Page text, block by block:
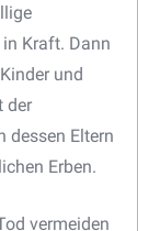
Kraft. Dann
und
der
dessen Eltern
Erben.
vermeiden